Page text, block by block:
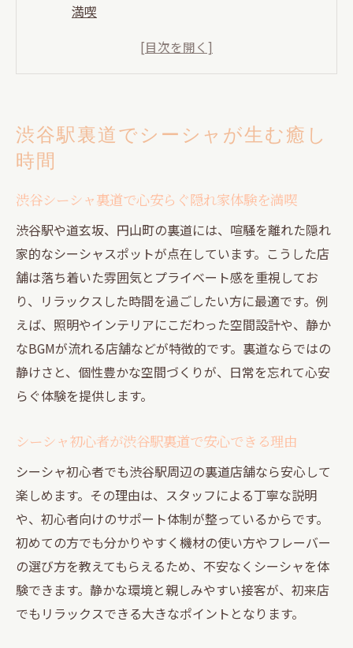
満喫
シーシャ初心者が渋谷駅裏道で安心できる
渋谷シーシャ24時間営業店で夜もリラック
渋谷駅裏道で見つけるシーシャの魅力と楽
渋谷シーシャ道玄坂の癒しスポットとして
の裏道案内
道玄坂エリアの隠れ家で味わうシーシャ体験
道玄坂でシーシャを楽しむ隠れ家の選び方
とは
渋谷シーシャ道玄坂で味わう特別なリラッ
クスタイム
空間
渋谷シーシャ24時間利用可能な道玄坂店舗
の特徴
渋谷シーシャカフェを道玄坂で探すコツと
ポイント
渋谷シーシャ安い店舗を道玄坂エリアで見
つける
円山町でリラックスしたいならシーシャがおす
渋谷駅裏道でシーシャが生む癒し
時間
渋谷シーシャ裏道で心安らぐ隠れ家体験を満喫
渋谷駅や道玄坂、円山町の裏道には、喧騒を離れた隠れ
家的なシーシャスポットが点在しています。こうした店
舗は落ち着いた雰囲気とプライベート感を重視してお
り、リラックスした時間を過ごしたい方に最適です。例
えば、照明やインテリアにこだわった空間設計や、静か
なBGMが流れる店舗などが特徴的です。裏道ならではの
静けさと、個性豊かな空間づくりが、日常を忘れて心安
らぐ体験を提供します。
シーシャ初心者が渋谷駅裏道で安心できる理由
シーシャ初心者でも渋谷駅周辺の裏道店舗なら安心して
楽しめます。その理由は、スタッフによる丁寧な説明
や、初心者向けのサポート体制が整っているからです。
初めての方でも分かりやすく機材の使い方やフレーバー
の選び方を教えてもらえるため、不安なくシーシャを体
験できます。静かな環境と親しみやすい接客が、初来店
でもリラックスできる大きなポイントとなります。